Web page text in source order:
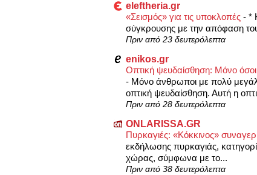
eleftheria.gr
«Σεισμός» για τις υποκλοπές - *
σύγκρουσης με την απόφαση
Πριν από 23 δευτερόλεπτα
enikos.gr
Οπτική ψευδαίσθηση: Μόνο
- Μόνο άνθρωποι με πολύ
οπτική ψευδαίσθηση. Αυτή η
Πριν από 28 δευτερόλεπτα
ONLARISSA.GR
Πυρκαγιές: «Κόκκινος»
εκδήλωσης πυρκαγιάς,
χώρας, σύμφωνα με το...
Πριν από 38 δευτερόλεπτα